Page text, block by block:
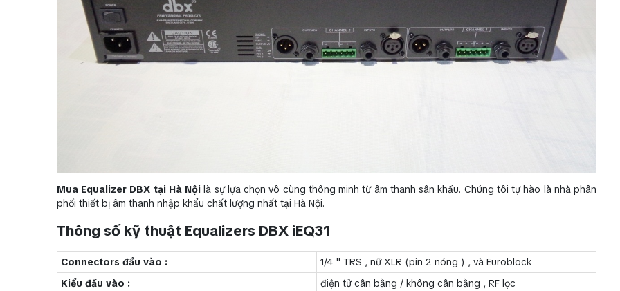
Mua Equalizer DBX tại Hà Nội là sự lựa chọn vô cùng thông minh từ âm thanh sân khấu. Chúng tôi tự hào là nhà phân
phối thiết bị âm thanh nhập khẩu chất lượng nhất tại Hà Nội.
Thông số kỹ thuật Equalizers DBX iEQ31
Connectors đầu vào :
1/4 " TRS , nữ XLR (pin 2 nóng ) , và Euroblock
Kiểu đầu vào :
điện tử cân bằng / không cân bằng , RF lọc